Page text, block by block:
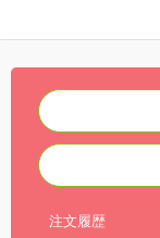
注文履歴